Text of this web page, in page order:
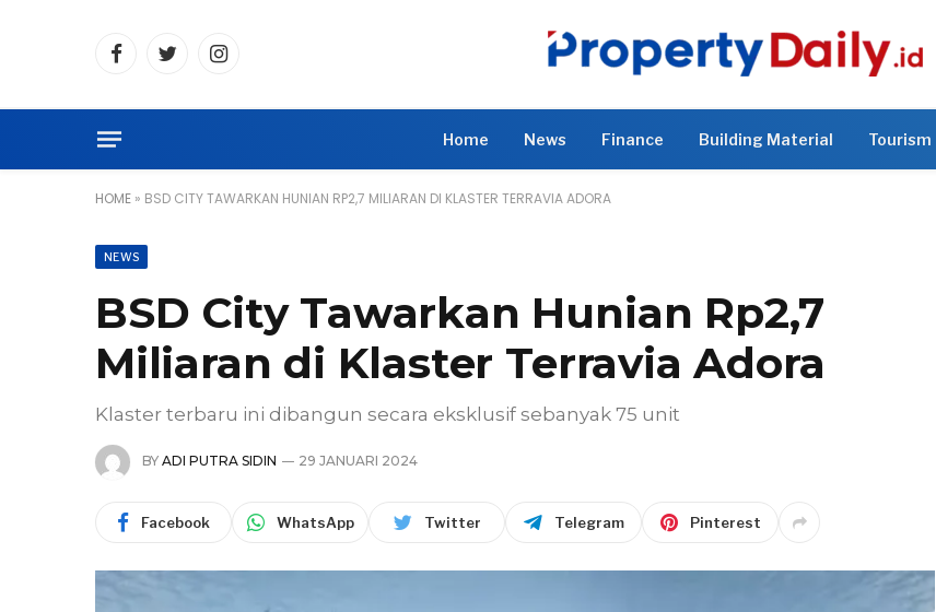
FacebookTwitterInstagram
Home News Finance Building Material Tourism
HOME » BSD CITY TAWARKAN HUNIAN RP2,7 MILIARAN DI KLASTER TERRAVIA ADORA
NEWS
BSD City Tawarkan Hunian Rp2,7
Miliaran di Klaster Terravia Adora
Klaster terbaru ini dibangun secara eksklusif sebanyak 75 unit
BY ADI PUTRA SIDIN 29 JANUARI 2024
Facebook WhatsApp Twitter Telegram Pinterest